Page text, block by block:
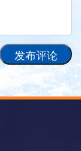
发布评论